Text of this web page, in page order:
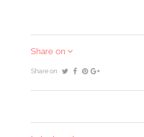
Share on
Share on